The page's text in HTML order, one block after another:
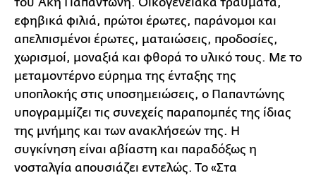
εφηβικά φιλιά, πρώτοι έρωτες, παράνομοι και
απελπισμένοι έρωτες, ματαιώσεις, προδοσίες,
χωρισμοί, μοναξιά και φθορά το υλικό τους. Με το
μεταμοντέρνο εύρημα της ένταξης της
υποπλοκής στις υποσημειώσεις, ο Παπαντώνης
υπογραμμίζει τις συνεχείς παραπομπές της ίδιας
της μνήμης και των ανακλήσεών της. Η
συγκίνηση είναι αβίαστη και παραδόξως η
νοσταλγία απουσιάζει εντελώς. Το «Στα